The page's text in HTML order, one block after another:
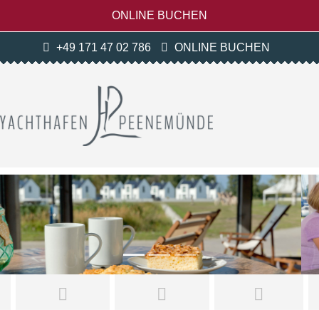
ONLINE BUCHEN
+49 171 47 02 786 ONLINE BUCHEN
Previous Next